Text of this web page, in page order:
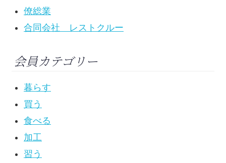
僚総業
合同会社 レストクルー
会員カテゴリー
暮らす
買う
食べる
加工
習う